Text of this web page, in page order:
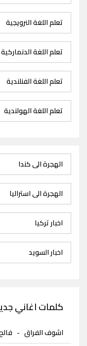
تعلم اللغة النرويجية
تعلم اللغة الدنماركية
تعلم اللغة الفنلندية
تعلم اللغة الهولندية
الهجرة الى كندا
الهجرة الى استراليا
اخبار تركيا
اخبار السويد
كلمات اغاني جديدة
اشوف الفراق -